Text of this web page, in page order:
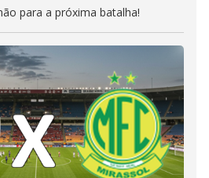
para a próxima batalha!